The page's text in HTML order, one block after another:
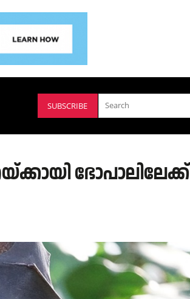
SUBSCRIBE
ഭോപാലിലേക്ക്